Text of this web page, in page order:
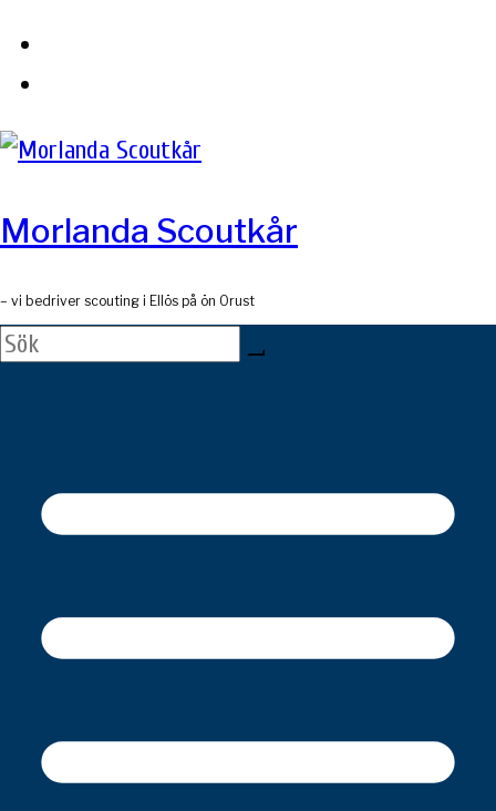
Skip
content
Morlanda Scoutkår
– vi bedriver scouting i Ellös på ön Orust